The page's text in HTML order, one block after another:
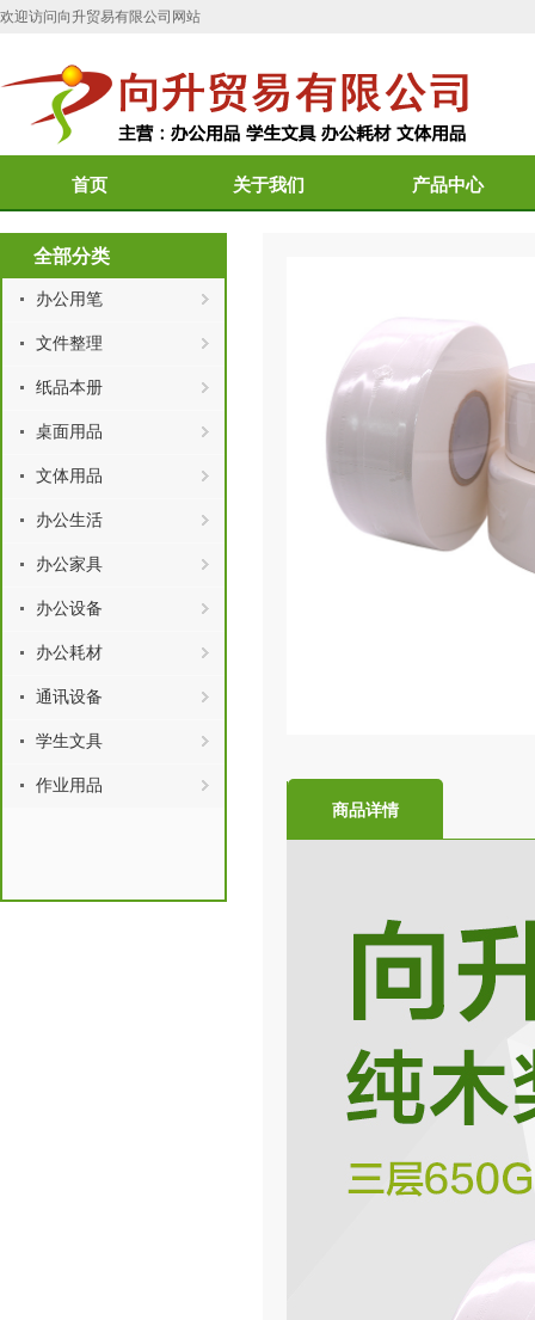
欢迎访问向升贸易有限公司网站
首页 关于我们 产品中心
全部分类
办公用笔
文件整理
纸品本册
桌面用品
文体用品
办公生活
办公家具
办公设备
办公耗材
通讯设备
学生文具
作业用品
商品详情